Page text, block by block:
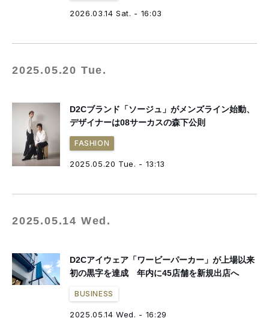
2026.03.14 Sat. - 16:03
2025.05.20 Tue.
D2Cブランド「ソージュ」がメンズライン始動、
デザイナーは08サーカスの森下公則
FASHION
2025.05.20 Tue. - 13:13
2025.05.14 Wed.
D2Cアイウェア「ワービーパーカー」が上場以来
初の黒字を達成 年内に45店舗を新規出店へ
BUSINESS
2025.05.14 Wed. - 16:29